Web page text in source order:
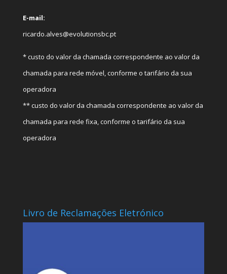
E-mail:
ricardo.alves@evolutionsbc.pt
* custo do valor da chamada correspondente ao valor da
chamada para rede móvel, conforme o tarifário da sua
operadora
** custo do valor da chamada correspondente ao valor da
chamada para rede fixa, conforme o tarifário da sua
operadora
Livro de Reclamações Eletrónico